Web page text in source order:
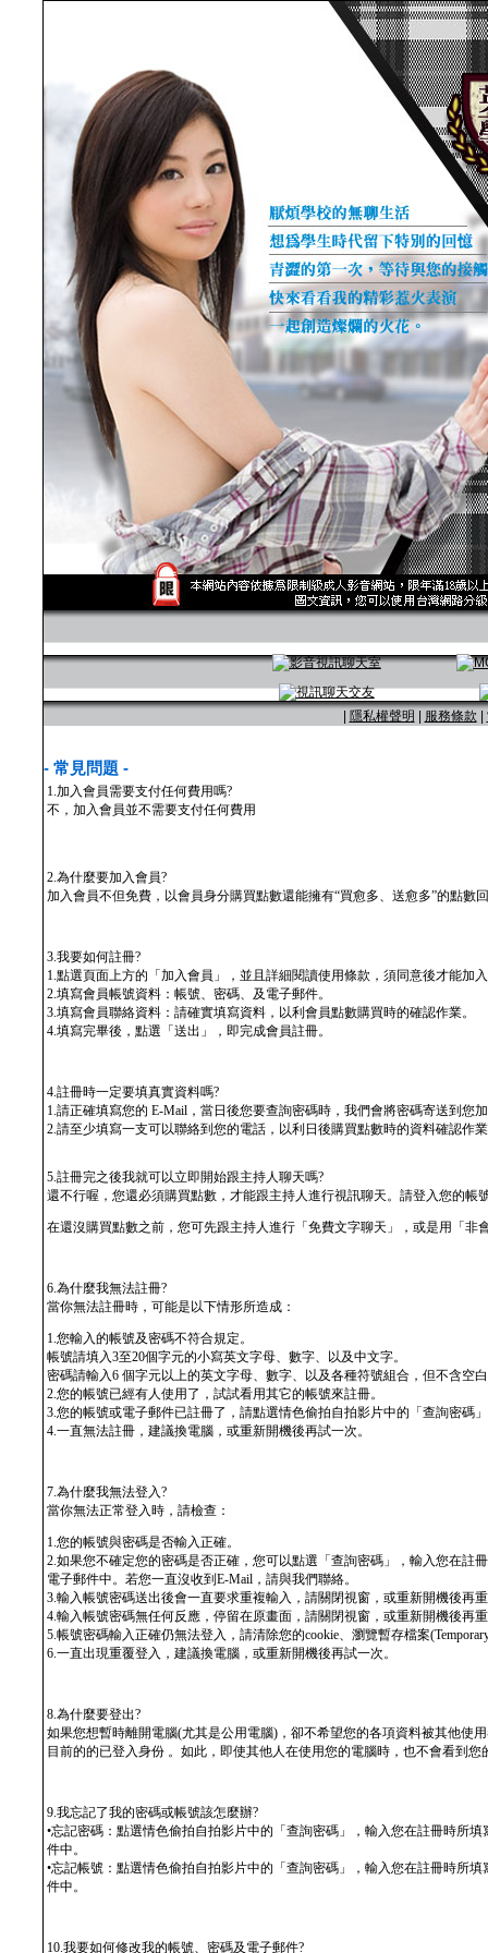
隱私權聲明 服務條款
- 常見問題 -
1.加入會員需要支付任何費用嗎?
不，加入會員並不需要支付任何費用
2.為什麼要加入會員?
加入會員不但免費，以會員身分購買點數還能擁有“買愈多、送愈多”的點數
3.我要如何註冊?
1.點選頁面上方的「加入會員」，並且詳細閱讀使用條款，須同意後才能加
2.填寫會員帳號資料：帳號、密碼、及電子郵件。
3.填寫會員聯絡資料：請確實填寫資料，以利會員點數購買時的確認作業。
4.填寫完畢後，點選「送出」，即完成會員註冊。
4.註冊時一定要填真實資料嗎?
1.請正確填寫您的 E-Mail，當日後您要查詢密碼時，我們會將密碼寄送到您
2.請至少填寫一支可以聯絡到您的電話，以利日後購買點數時的資料確認作
5.註冊完之後我就可以立即開始跟主持人聊天嗎?
還不行喔，您還必須購買點數，才能跟主持人進行視訊聊天。請登入您的帳
在還沒購買點數之前，您可先跟主持人進行「免費文字聊天」，或是用「
6.為什麼我無法註冊?
當你無法註冊時，可能是以下情形所造成：
1.您輸入的帳號及密碼不符合規定。
帳號請填入3至20個字元的小寫英文字母、數字、以及中文字。
密碼請輸入6 個字元以上的英文字母、數字、以及各種符號組合，但不含空
2.您的帳號已經有人使用了，試試看用其它的帳號來註冊。
3.您的帳號或電子郵件已註冊了，請點選情色偷拍自拍影片中的「查詢密碼
4.一直無法註冊，建議換電腦，或重新開機後再試一次。
7.為什麼我無法登入?
當你無法正常登入時，請檢查：
1.您的帳號與密碼是否輸入正確。
2.如果您不確定您的密碼是否正確，您可以點選「查詢密碼」，輸入您在
電子郵件中。若您一直沒收到E-Mail，請與我們聯絡。
3.輸入帳號密碼送出後會一直要求重複輸入，請關閉視窗，或重新開機後再
4.輸入帳號密碼無任何反應，停留在原畫面，請關閉視窗，或重新開機後再
5.帳號密碼輸入正確仍無法登入，請清除您的cookie、瀏覽暫存檔案
6.一直出現重覆登入，建議換電腦，或重新開機後再試一次。
8.為什麼要登出?
如果您想暫時離開電腦(尤其是公用電腦)，卻不希望您的各項資料被其他使
目前的的已登入身份 。如此，即使其他人在使用您的電腦時，也不會看到您
9.我忘記了我的密碼或帳號該怎麼辦?
•忘記密碼：點選情色偷拍自拍影片中的「查詢密碼」，輸入您在註冊時所
件中。
•忘記帳號：點選情色偷拍自拍影片中的「查詢密碼」，輸入您在註冊時所
件中。
10.我要如何修改我的帳號、密碼及電子郵件?